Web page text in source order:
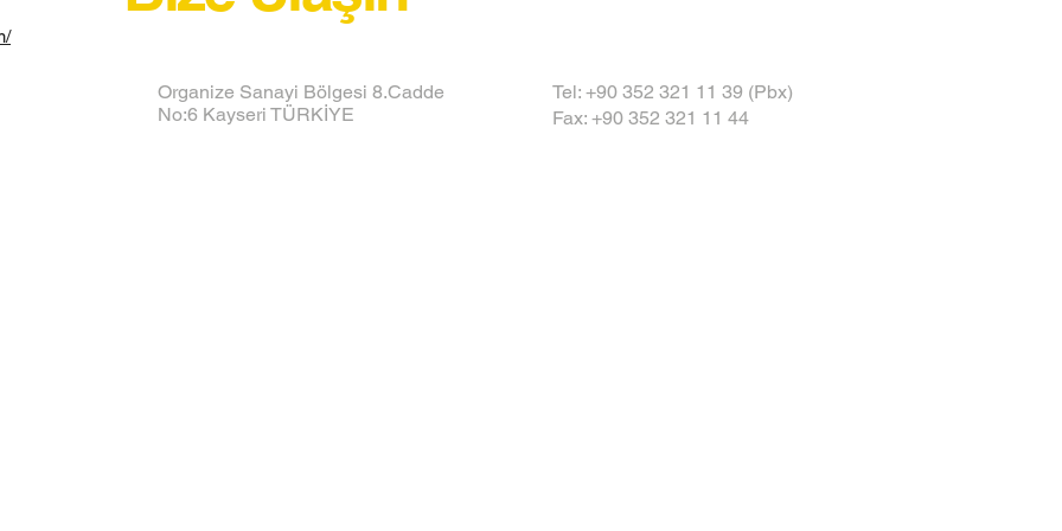
Organize Sanayi Bölgesi 8.Cadde
No:6 Kayseri TÜRKİYE
Tel: +90 352 321 11 39 (Pbx)
Fax: +90 352 321 11 44